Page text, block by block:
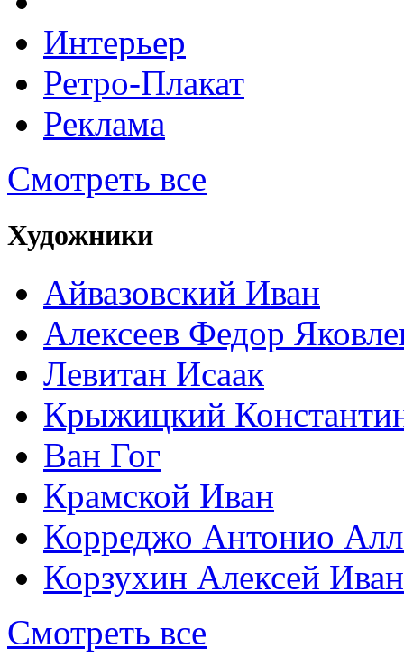
Интерьер
Ретро-Плакат
Реклама
Смотреть все
Художники
Айвазовский Иван
Алексеев Федор
Левитан Исаак
Крыжицкий
Ван Гог
Крамской Иван
Корреджо Антонио
Корзухин Алексей
Смотреть все